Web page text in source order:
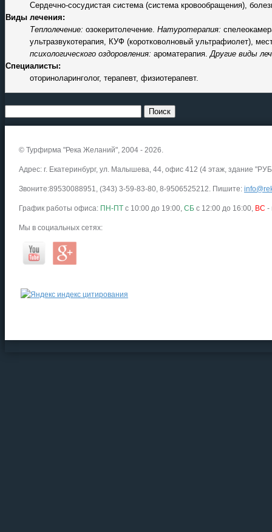
Сердечно-сосудистая система (система кровообращения),
Виды лечения:
Теплолечение: озокеритолечение. Натуротерапия:
ультразвукотерапия, КУФ (коротковолновый ультрафиолет),
психологического оздоровления: ароматерапия.Другие виды
Специалисты:
оториноларинголог, терапевт, физиотерапевт.
© Турфирма "Река Желаний", 2004 - 2026.
Адрес: г. Екатеринбург, ул. Малышева, 44, офис 412 (4 этаж, здание
Звоните:89530088951, (343) 3-59-83-80, 8-9506525212. Пишите:
График работы офиса: ПН-ПТ с 10:00 до 19:00, СБ с 12:00 до 16:00, ВС -
Мы в социальных сетях: